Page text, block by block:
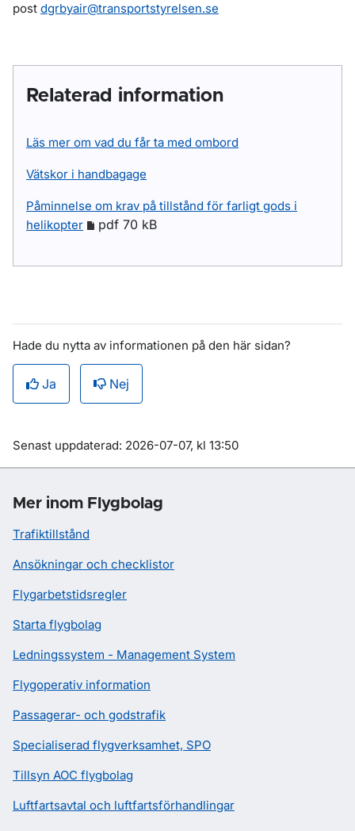
post dgrbyair@transportstyrelsen.se
Relaterad information
Läs mer om vad du får ta med ombord
Vätskor i handbagage
Påminnelse om krav på tillstånd för farligt gods i
helikopter
pdf 70 kB
Hade du nytta av informationen på den här sidan?
Ja Nej
Om sidan
Senast uppdaterad: 2026-07-07, kl 13:50
Mer inom Flygbolag
Trafiktillstånd
Ansökningar och checklistor
Flygarbetstidsregler
Starta flygbolag
Ledningssystem - Management System
Flygoperativ information
Passagerar- och godstrafik
Specialiserad flygverksamhet, SPO
Tillsyn AOC flygbolag
Luftfartsavtal och luftfartsförhandlingar